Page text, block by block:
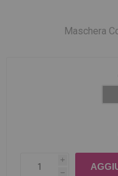
Maschera
i
h